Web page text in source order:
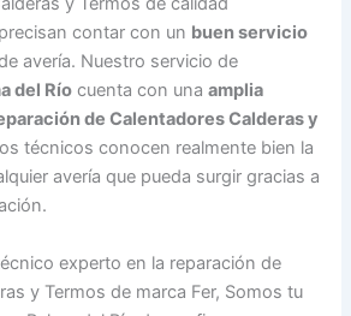
contar con un buen servicio
avería. Nuestro servicio de
del Río cuenta con unaamplia
de Calentadores Calderas y
técnicos conocen realmente bien la
avería que pueda surgir gracias a
experto en la reparación de
y Termos de marca Fer, Somos tu